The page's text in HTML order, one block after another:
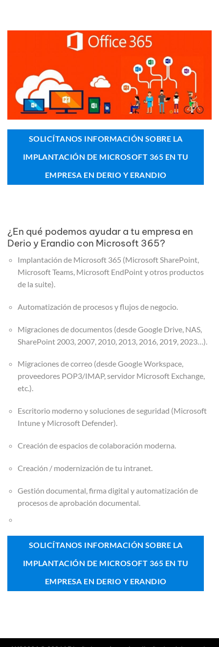
SOLICÍTANOS INFORMACIÓN SOBRE LA
IMPLANTACIÓN DE MICROSOFT 365 EN TU
EMPRESA EN DERIO Y ERANDIO
¿En qué podemos ayudar a tu empresa en
Derio y Erandio con Microsoft 365?
Implantación de Microsoft 365 (Microsoft SharePoint,
Microsoft Teams, Microsoft EndPoint y otros productos
de la suite).​
Automatización de procesos y flujos de negocio.
Migraciones de documentos (desde Google Drive, NAS,
SharePoint 2003, 2007, 2010, 2013, 2016, 2019, 2023…).
Migraciones de correo (desde Google Workspace,
proveedores POP3/IMAP, servidor Microsoft Exchange,
etc.).
Escritorio moderno y soluciones de seguridad (Microsoft
Intune y Microsoft Defender).​
Creación de espacios de colaboración moderna.​
Creación / modernización de tu intranet.
Gestión documental, firma digital y automatización de
procesos de aprobación documental.​
SOLICÍTANOS INFORMACIÓN SOBRE LA
IMPLANTACIÓN DE MICROSOFT 365 EN TU
EMPRESA EN DERIO Y ERANDIO